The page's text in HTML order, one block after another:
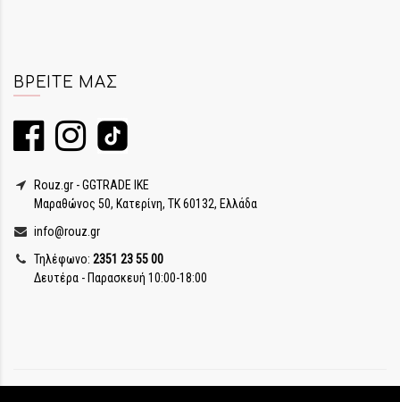
ΒΡΕΊΤΕ ΜΑΣ
Rouz.gr - GGTRADE IKE
Μαραθώνος 50, Κατερίνη, ΤΚ 60132, Ελλάδα
info@rouz.gr
Τηλέφωνο: 2351 23 55 00
Δευτέρα - Παρασκευή 10:00-18:00